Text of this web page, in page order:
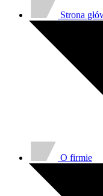
Strona
O firmie